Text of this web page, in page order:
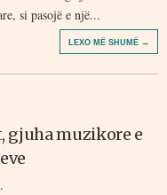
si pasojë e një...
LEXO MË SHUMË →
gjuha muzikore e